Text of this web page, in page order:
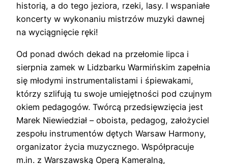
historią, a do tego jeziora, rzeki, lasy. I wspaniałe
koncerty w wykonaniu mistrzów muzyki dawnej
na wyciągnięcie ręki!
Od ponad dwóch dekad na przełomie lipca i
sierpnia zamek w Lidzbarku Warmińskim zapełnia
się młodymi instrumentalistami i śpiewakami,
którzy szlifują tu swoje umiejętności pod czujnym
okiem pedagogów. Twórcą przedsięwzięcia jest
Marek Niewiedział – oboista, pedagog, założyciel
zespołu instrumentów dętych Warsaw Harmony,
organizator życia muzycznego. Współpracuje
m.in. z Warszawską Operą Kameralną,